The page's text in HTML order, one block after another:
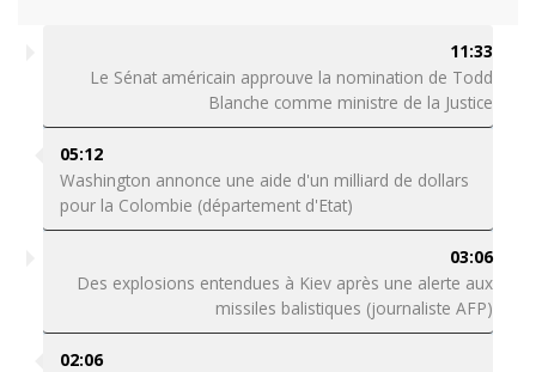
11:33
Le Sénat américain approuve la nomination de Todd
Blanche comme ministre de la Justice
05:12
Washington annonce une aide d'un milliard de dollars
pour la Colombie (département d'Etat)
03:06
Des explosions entendues à Kiev après une alerte aux
missiles balistiques (journaliste AFP)
02:06